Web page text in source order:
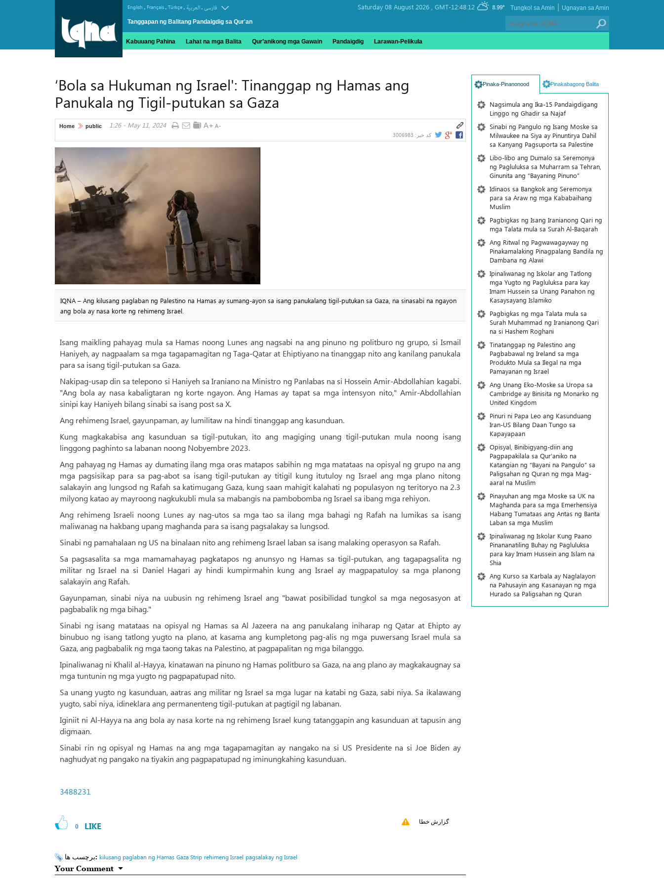
English . Français. Türkçe. العربیة.فارسی
Tanggapan ng Balitang Pandaigdig sa Qur'an
Saturday 08 August 2026 , GMT-12:48:12 8.99° Ugnayan sa Amin
|
Tungkol sa Amin
Kabuuang Pahina Lahat na mga Balita Qur’anikong mga Gawain Pandaigdig Larawan-Pelikula
‘Bola sa Hukuman ng Israel': Tinanggap ng Hamas ang
Panukala ng Tigil-putukan sa Gaza
Home public 1:26 - May 11, 2024
کد خبر: 3006983
IQNA – Ang kilusang paglaban ng Palestino na Hamas ay sumang-ayon sa isang panukalang tigil-putukan sa Gaza, na sinasabi na ngayon
ang bola ay nasa korte ng rehimeng Israel.
Isang maikling pahayag mula sa Hamas noong Lunes ang nagsabi na ang pinuno ng politburo ng grupo, si Ismail
Haniyeh, ay nagpaalam sa mga tagapamagitan ng Taga-Qatar at Ehiptiyano na tinanggap nito ang kanilang panukala
para sa isang tigil-putukan sa Gaza.
Nakipag-usap din sa telepono si Haniyeh sa Iraniano na Ministro ng Panlabas na si Hossein Amir-Abdollahian kagabi.
"Ang bola ay nasa kabaligtaran ng korte ngayon. Ang Hamas ay tapat sa mga intensyon nito," Amir-Abdollahian
sinipi kay Haniyeh bilang sinabi sa isang post sa X.
Ang rehimeng Israel, gayunpaman, ay lumilitaw na hindi tinanggap ang kasunduan.
Kung magkakabisa ang kasunduan sa tigil-putukan, ito ang magiging unang tigil-putukan mula noong isang
linggong paghinto sa labanan noong Nobyembre 2023.
Ang pahayag ng Hamas ay dumating ilang mga oras matapos sabihin ng mga matataas na opisyal ng grupo na ang
mga pagsisikap para sa pag-abot sa isang tigil-putukan ay titigil kung itutuloy ng Israel ang mga plano nitong
salakayin ang lungsod ng Rafah sa katimugang Gaza, kung saan mahigit kalahati ng populasyon ng teritoryo na 2.3
milyong katao ay mayroong nagkukubli mula sa mabangis na pambobomba ng Israel sa ibang mga rehiyon.
Ang rehimeng Israeli noong Lunes ay nag-utos sa mga tao sa ilang mga bahagi ng Rafah na lumikas sa isang
maliwanag na hakbang upang maghanda para sa isang pagsalakay sa lungsod.
Sinabi ng pamahalaan ng US na binalaan nito ang rehimeng Israel laban sa isang malaking operasyon sa Rafah.
Sa pagsasalita sa mga mamamahayag pagkatapos ng anunsyo ng Hamas sa tigil-putukan, ang tagapagsalita ng
militar ng Israel na si Daniel Hagari ay hindi kumpirmahin kung ang Israel ay magpapatuloy sa mga planong
salakayin ang Rafah.
Gayunpaman, sinabi niya na uubusin ng rehimeng Israel ang "bawat posibilidad tungkol sa mga negosasyon at
pagbabalik ng mga bihag."
Sinabi ng isang matataas na opisyal ng Hamas sa Al Jazeera na ang panukalang iniharap ng Qatar at Ehipto ay
binubuo ng isang tatlong yugto na plano, at kasama ang kumpletong pag-alis ng mga puwersang Israel mula sa
Gaza, ang pagbabalik ng mga taong takas na Palestino, at pagpapalitan ng mga bilanggo.
Ipinaliwanag ni Khalil al-Hayya, kinatawan na pinuno ng Hamas politburo sa Gaza, na ang plano ay magkakaugnay sa
mga tuntunin ng mga yugto ng pagpapatupad nito.
Sa unang yugto ng kasunduan, aatras ang militar ng Israel sa mga lugar na katabi ng Gaza, sabi niya. Sa ikalawang
yugto, sabi niya, idineklara ang permanenteng tigil-putukan at pagtigil ng labanan.
Iginiit ni Al-Hayya na ang bola ay nasa korte na ng rehimeng Israel kung tatanggapin ang kasunduan at tapusin ang
digmaan.
Sinabi rin ng opisyal ng Hamas na ang mga tagapamagitan ay nangako na si US Presidente na si Joe Biden ay
naghudyat ng pangako na tiyakin ang pagpapatupad ng iminungkahing kasunduan.
3488231
0 LIKE گزارش خطا
برچسب ها: kilusang paglaban ng Hamas Gaza Strip rehimeng Israel pagsalakay ng Israel
Your Comment
Pinaka-Pinanonood Pinakabagong Balita
Nagsimula ang Ika-15 Pandaigdigang
Linggo ng Ghadir sa Najaf
Sinabi ng Pangulo ng Isang Moske sa
Milwaukee na Siya ay Pinuntirya Dahil
sa Kanyang Pagsuporta sa Palestine
Libo-libo ang Dumalo sa Seremonya
ng Pagluluksa sa Muharram sa Tehran,
Ginunita ang “Bayaning Pinuno”
Idinaos sa Bangkok ang Seremonya
para sa Araw ng mga Kababaihang
Muslim
Pagbigkas ng Isang Iranianong Qari ng
mga Talata mula sa Surah Al-Baqarah
Ang Ritwal ng Pagwawagayway ng
Pinakamalaking Pinagpalang Bandila ng
Dambana ng Alawi
Ipinaliwanag ng Iskolar ang Tatlong
mga Yugto ng Pagluluksa para kay
Imam Hussein sa Unang Panahon ng
Kasaysayang Islamiko
Pagbigkas ng mga Talata mula sa
Surah Muhammad ng Iranianong Qari
na si Hashem Roghani
Tinatanggap ng Palestino ang
Pagbabawal ng Ireland sa mga
Produkto Mula sa Ilegal na mga
Pamayanan ng Israel
Ang Unang Eko-Moske sa Uropa sa
Cambridge ay Binisita ng Monarko ng
United Kingdom
Pinuri ni Papa Leo ang Kasunduang
Iran-US Bilang Daan Tungo sa
Kapayapaan
Opisyal, Binibigyang-diin ang
Pagpapakilala sa Qur’aniko na
Katangian ng “Bayani na Pangulo” sa
Paligsahan ng Quran ng mga Mag-
aaral na Muslim
Pinayuhan ang mga Moske sa UK na
Maghanda para sa mga Emerhensiya
Habang Tumataas ang Antas ng Banta
Laban sa mga Muslim
Ipinaliwanag ng Iskolar Kung Paano
Pinananatiling Buhay ng Pagluluksa
para kay Imam Hussein ang Islam na
Shia
Ang Kurso sa Karbala ay Naglalayon
na Pahusayin ang Kasanayan ng mga
Hurado sa Paligsahan ng Quran